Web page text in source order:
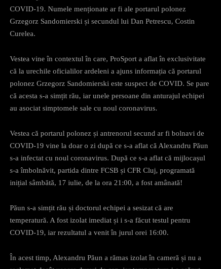
COVID-19. Numele menționate ar fi ale portarul polonez
Grzegorz Sandomierski și secundul lui Dan Petrescu, Costin
Curelea.
Vestea vine în contextul în care, ProSport a aflat în exclusivitate
că la urechile oficialilor ardeleni a ajuns informația că portarul
polonez Grzegorz Sandomierski este suspect de COVID. Se pare
că acesta s-a simțit rău, iar unele persoane din anturajul echipei
au asociat simptomele sale cu noul coronavirus.
Vestea că portarul polonez și antrenorul secund ar fi bolnavi de
COVID-19 vine la doar o zi după ce s-a aflat că Alexandru Păun
s-a infectat cu noul coronavirus. După ce s-a aflat că mijlocașul
s-a îmbolnăvit, partida dintre FCSB și CFR Cluj, programată
inițial sâmbătă, 17 iulie, de la ora 21:00, a fost amânată!
Păun s-a simțit rău și doctorul echipei a sesizat că are
temperatură. A fost izolat imediat și i s-a făcut testul pentru
COVID-19, iar rezultatul a venit în jurul orei 16:00.
În acest timp, Alexandru Păun a rămas izolat în cameră și nu a